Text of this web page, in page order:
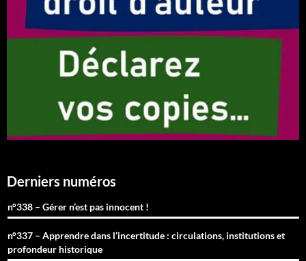
Derniers numéros
n°338 – Gérer n’est pas innocent !
n°337 – Apprendre dans l’incertitude : circulations, institutions et
profondeur historique